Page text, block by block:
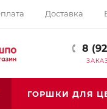
Доставка
8
ГОРШКИ ДЛЯ